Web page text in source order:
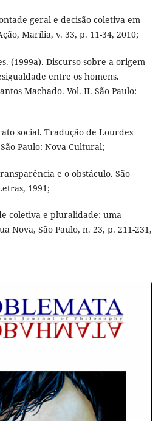
geral e decisão coletiva em
Marília, v. 33, p. 11-34, 2010;
(1999a). Discurso sobre a origem
entre os homens.
Machado. Vol. II. São Paulo:
social. Tradução de Lourdes
Paulo: Nova Cultural;
e o obstáculo. São
1991;
coletiva e pluralidade: uma
Nova, São Paulo, n. 23, p. 211-231,